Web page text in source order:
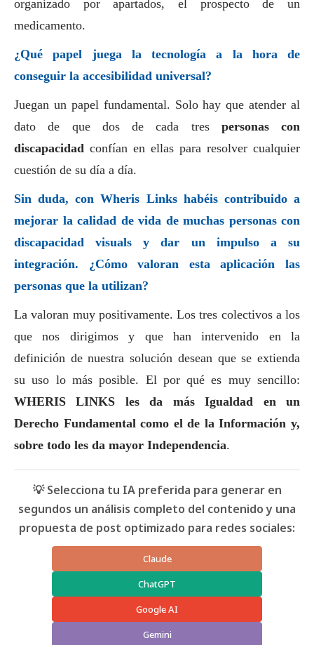
organizado por apartados, el prospecto de un
medicamento.
¿Qué papel juega la tecnología a la hora de
conseguir la accesibilidad universal?
Juegan un papel fundamental. Solo hay que atender al
dato de que dos de cada tres personas con
discapacidad confían en ellas para resolver cualquier
cuestión de su día a día.
Sin duda, con Wheris Links habéis contribuido a
mejorar la calidad de vida de muchas personas con
discapacidad visuals y dar un impulso a su
integración. ¿Cómo valoran esta aplicación las
personas que la utilizan?
La valoran muy positivamente. Los tres colectivos a los
que nos dirigimos y que han intervenido en la
definición de nuestra solución desean que se extienda
su uso lo más posible. El por qué es muy sencillo:
WHERIS LINKS les da más Igualdad en un
Derecho Fundamental como el de la Información y,
sobre todo les da mayor Independencia.
💡 Selecciona tu IA preferida para generar en
segundos un análisis completo del contenido y una
propuesta de post optimizado para redes sociales:
Claude
ChatGPT
Google AI
Gemini